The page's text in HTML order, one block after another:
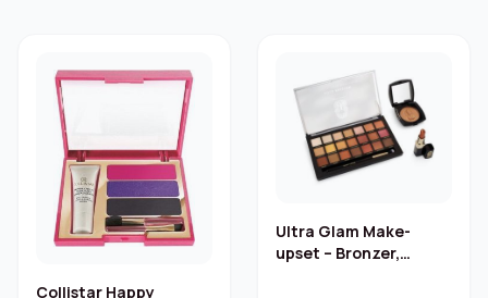
Collistar Happy
Ultra Glam Make-
upset – Bronzer,